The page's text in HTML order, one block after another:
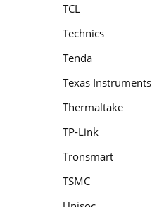
TCL
Technics
Tenda
Texas Instruments
Thermaltake
TP-Link
Tronsmart
TSMC